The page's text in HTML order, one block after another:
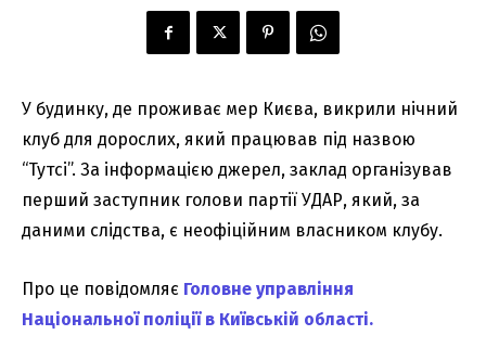
У будинку, де проживає мер Києва, викрили нічний
клуб для дорослих, який працював під назвою
“Тутсі”. За інформацією джерел, заклад організував
перший заступник голови партії УДАР, який, за
даними слідства, є неофіційним власником клубу.
Про це повідомляє Головне управління
Національної поліції в Київській області.